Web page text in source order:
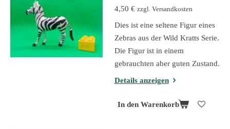
4,50 € zzgl. Versandkosten
Dies ist eine seltene Figur eines
Zebras aus der Wild Kratts Serie.
Die Figur ist in einem
gebrauchten aber guten Zustand.
Details anzeigen
In den Warenkorb